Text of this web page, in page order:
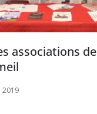
associations de